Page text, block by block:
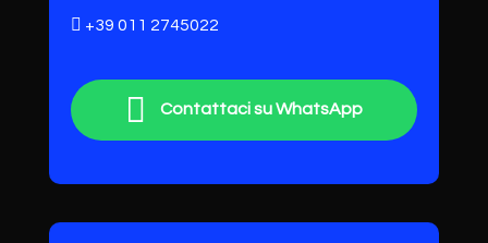
+39 011 2745022
Contattaci su WhatsApp